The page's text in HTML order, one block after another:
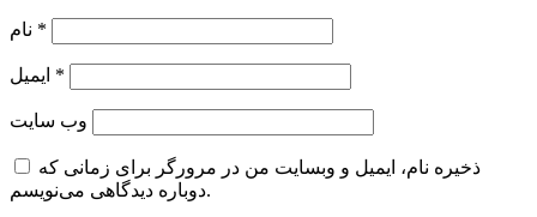
*
*
وب‌ سایت
ذخیره نام، ایمیل و وبسایت من در مرورگر برای زمانی که
دوباره دیدگاهی می‌نویسم.